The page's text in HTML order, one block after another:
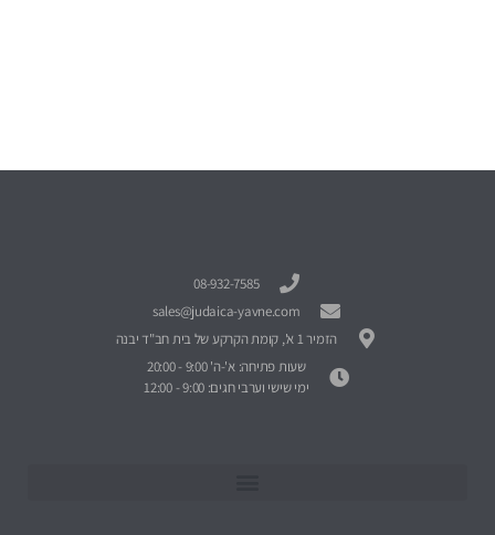
08-932-7585
sales@judaica-yavne.com
הזמיר 1 א', קומת הקרקע של בית חב"ד יבנה
שעות פתיחה: א'-ה' 9:00 - 20:00
ימי שישי וערבי חגים: 9:00 - 12:00